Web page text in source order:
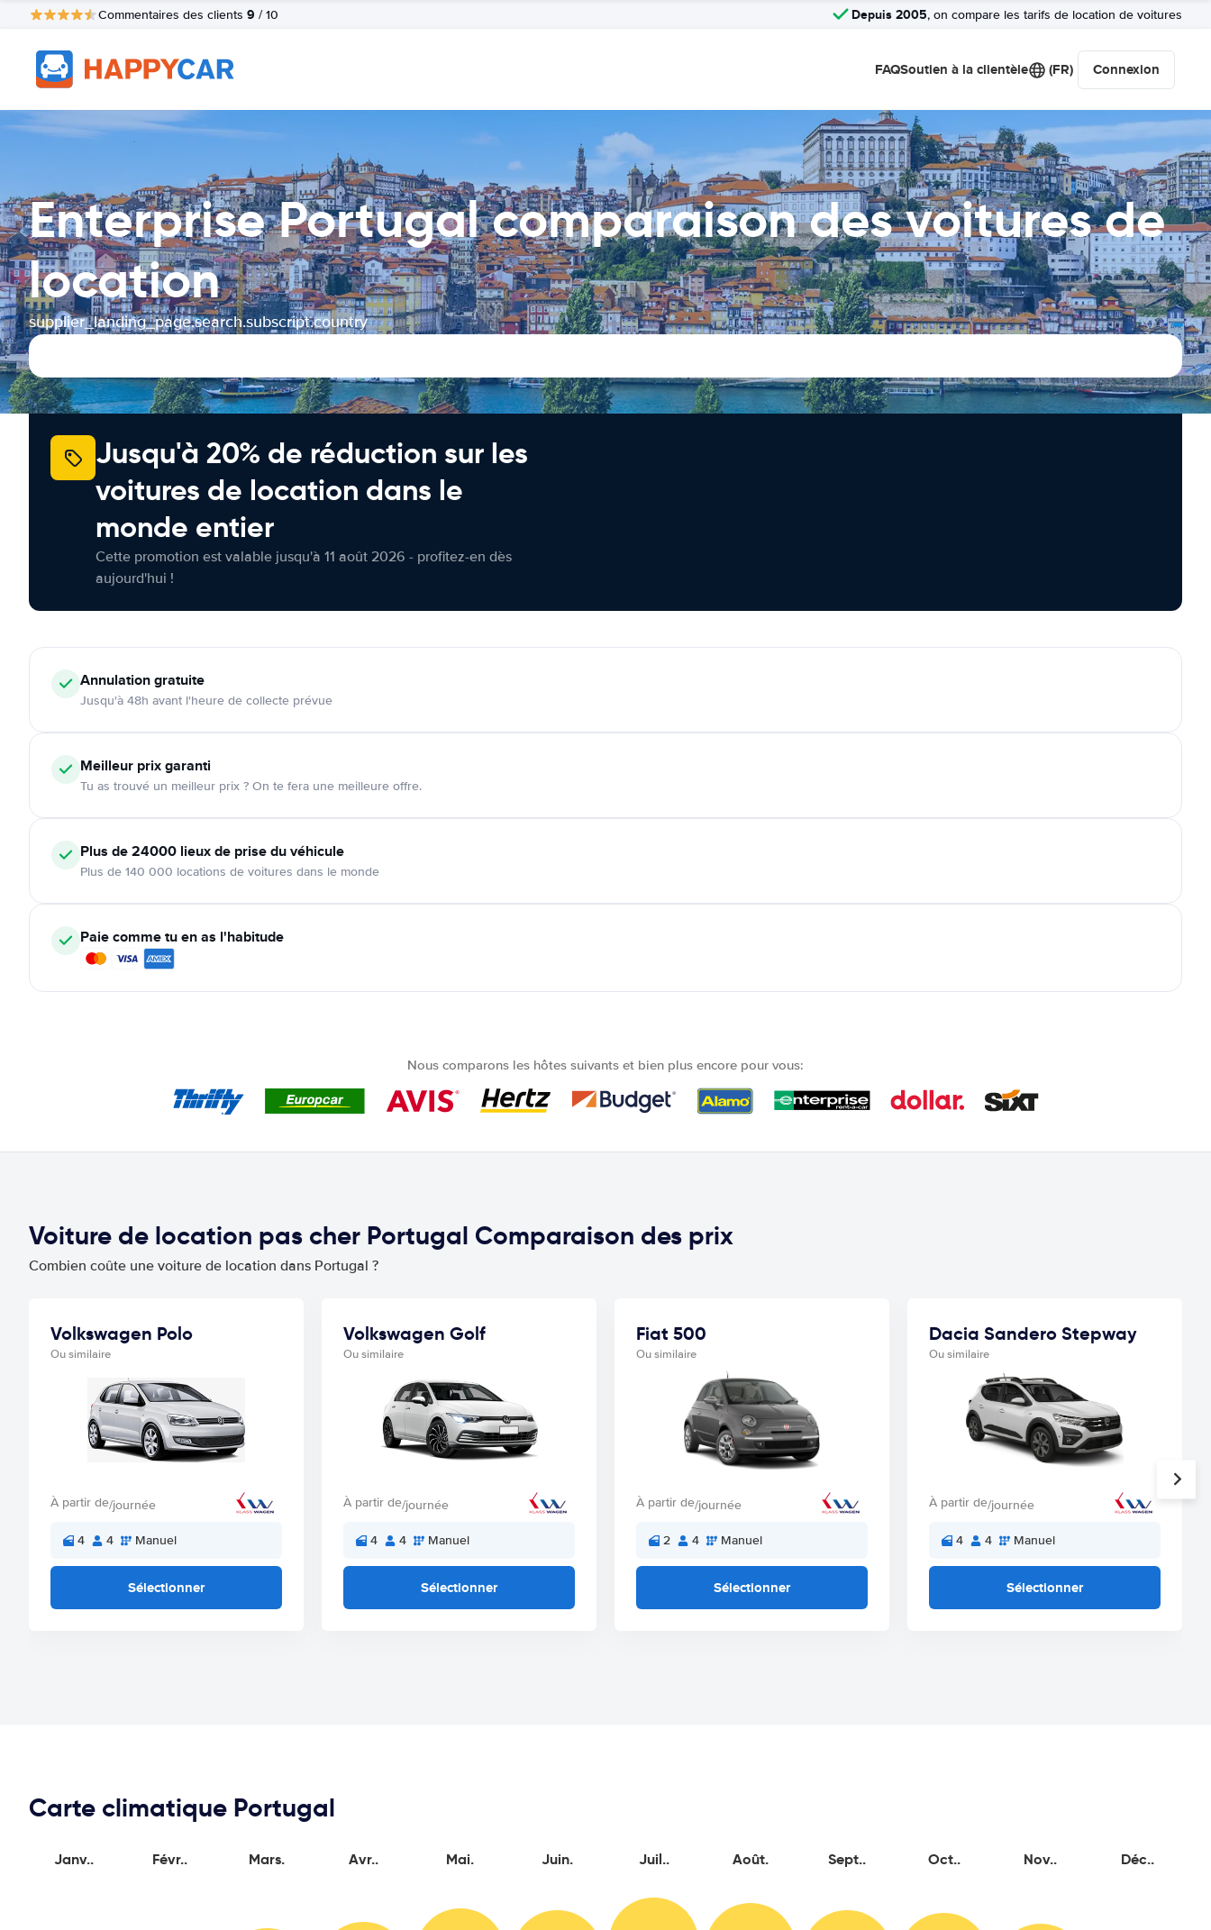
Commentaires des clients 9 / 10 Depuis 2005, on compare les tarifs de location de voitures
FAQSoutien à la clientèle (FR) Connexion
Enterprise Portugal comparaison des voitures de
location
supplier_landing_page.search.subscript.country
Jusqu'à 20% de réduction sur les
voitures de location dans le
monde entier
Cette promotion est valable jusqu'à 11 août 2026 - profitez-en dès
aujourd'hui !
Annulationgratuite
Jusqu'à 48h avant l'heure de collecte prévue
Meilleur prix garanti
Tu as trouvé un meilleur prix ? On te fera une meilleure offre.
Plus de 24000 lieux de prise du véhicule
Plus de 140 000 locations de voitures dans le monde
Paie comme tu en as l'habitude
Nous comparons les hôtes suivants et bien plus encore pour vous:
Voiture de location pas cher Portugal Comparaison des prix
Combien coûte une voiture de location dans Portugal ?
Volkswagen Polo
Ou similaire
À partir de/journée
4 4 Manuel
Sélectionner
Volkswagen Golf
Ou similaire
À partir de/journée
4 4 Manuel
Sélectionner
Fiat 500
Ou similaire
À partir de/journée
2 4 Manuel
Sélectionner
Dacia Sandero Stepway
Ou similaire
À partir de/journée
4 4 Manuel
Sélectionner
Carte climatique Portugal
Janv.. Févr.. Mars. Avr.. Mai. Juin. Juil.. Août. Sept.. Oct.. Nov.. Déc..